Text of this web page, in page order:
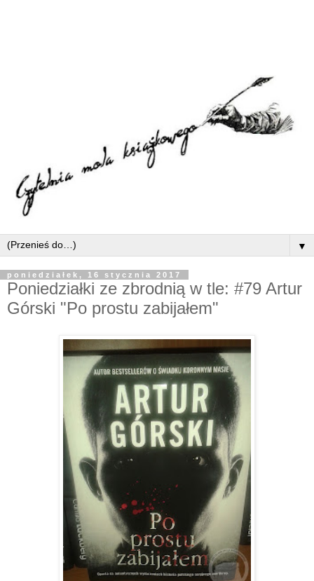
▼
poniedziałek, 16 stycznia 2017
Poniedziałki ze zbrodnią w tle: #79 Artur
Górski "Po prostu zabijałem"